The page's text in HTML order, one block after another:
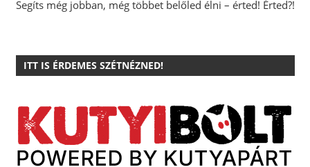
Segíts még jobban, még többet belőled élni – érted! Érted?!
ITT IS ÉRDEMES SZÉTNÉZNED!